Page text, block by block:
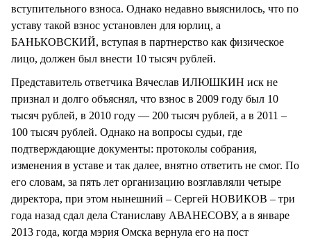
вступительного взноса. Однако недавно выяснилось, что по
уставу такой взнос установлен для юрлиц, а
БАНЬКОВСКИЙ, вступая в партнерство как физическое
лицо, должен был внести 10 тысяч рублей.
Представитель ответчика Вячеслав ИЛЮШКИН иск не
признал и долго объяснял, что взнос в 2009 году был 10
тысяч рублей, в 2010 году — 200 тысяч рублей, а в 2011 –
100 тысяч рублей. Однако на вопросы судьи, где
подтверждающие документы: протоколы собрания,
изменения в уставе и так далее, внятно ответить не смог. По
его словам, за пять лет организацию возглавляли четыре
директора, при этом нынешний – Сергей НОВИКОВ – три
года назад сдал дела Станиславу АВАНЕСОВУ, а в январе
2013 года, когда мэрия Омска вернула его на пост